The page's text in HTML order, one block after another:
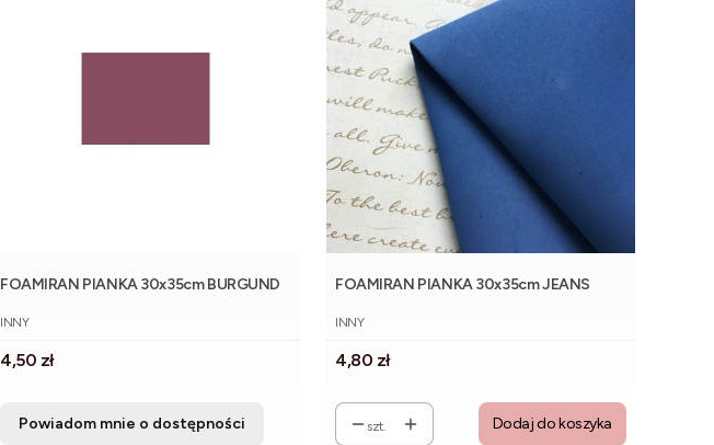
FOAMIRAN PIANKA 30x35cm BURGUND
PRODUCENT
INNY
Cena
4,50 zł
Powiadom mnie o dostępności
FOAMIRAN PIANKA 30x35cm JEANS
PRODUCENT
INNY
Cena
4,80 zł
szt. Dodaj do koszyka